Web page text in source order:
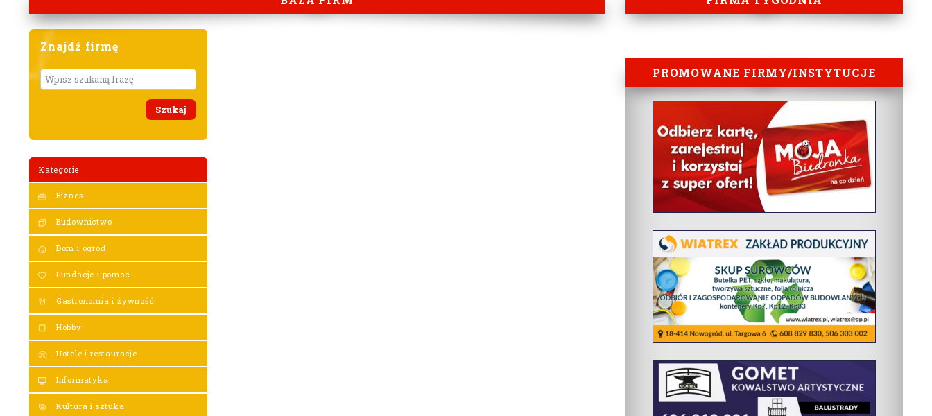
Znajdź firmę
Wyszukaj
Kategorie
Biznes
Budownictwo
Dom i ogród
Fundacje i pomoc
Gastronomia i żywność
Hobby
Hotele i restauracje
Informatyka
Kultura i sztuka
PROMOWANE FIRMY/INSTYTUCJE